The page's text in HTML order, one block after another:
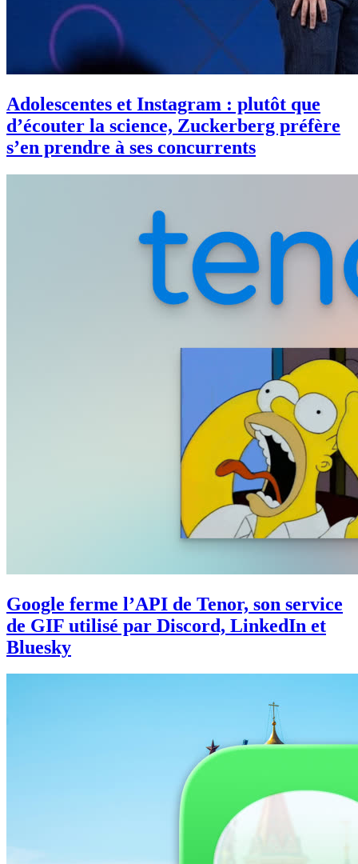
Adolescentes et Instagram : plutôt que
d’écouter la science, Zuckerberg préfère
s’en prendre à ses concurrents
Google ferme l’API de Tenor, son service
de GIF utilisé par Discord, LinkedIn et
Bluesky